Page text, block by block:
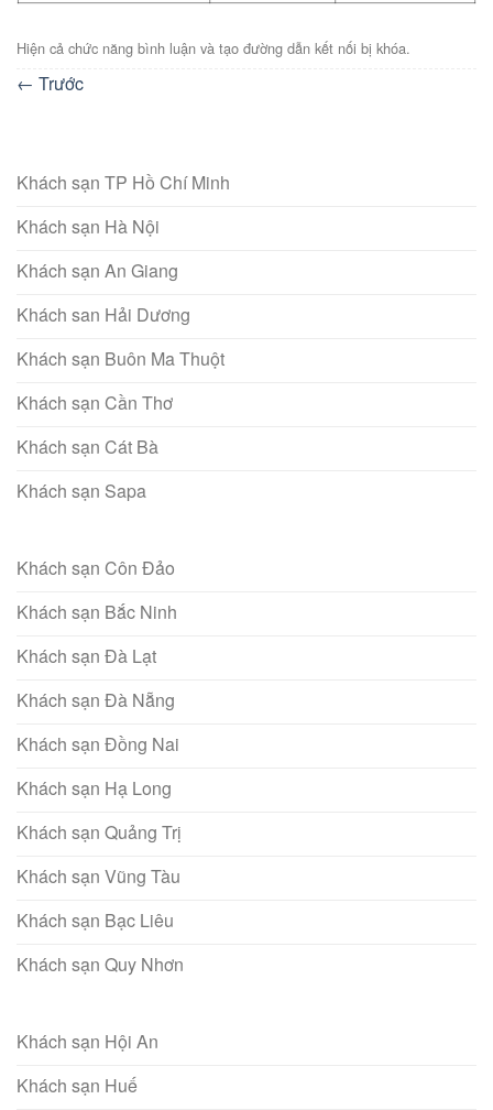
Hiện cả chức năng bình luận và tạo đường dẫn kết nối bị khóa.
← Trước
Khách sạn TP Hồ Chí Minh
Khách sạn Hà Nội
Khách sạn An Giang
Khách san Hải Dương
Khách sạn Buôn Ma Thuột
Khách sạn Cần Thơ
Khách sạn Cát Bà
Khách sạn Sapa
Khách sạn Côn Đảo
Khách sạn Bắc Ninh
Khách sạn Đà Lạt
Khách sạn Đà Nẵng
Khách sạn Đồng Nai
Khách sạn Hạ Long
Khách sạn Quảng Trị
Khách sạn Vũng Tàu
Khách sạn Bạc Liêu
Khách sạn Quy Nhơn
Khách sạn Hội An
Khách sạn Huế